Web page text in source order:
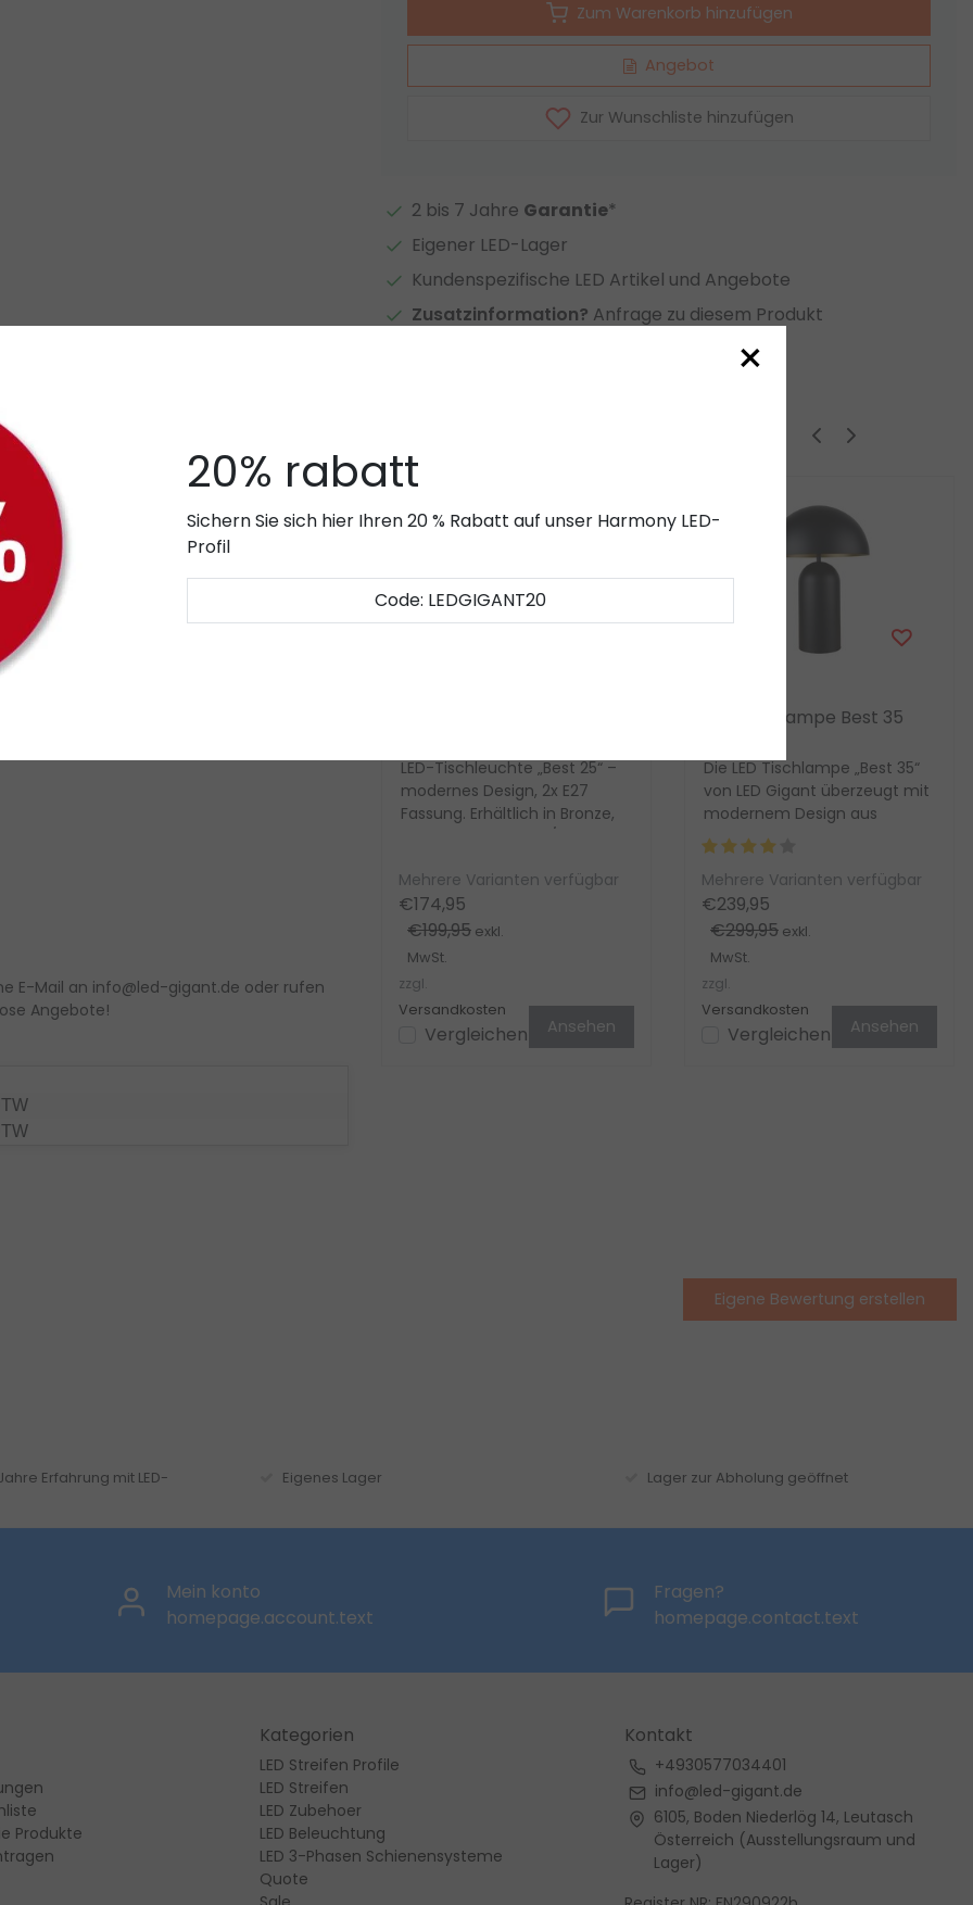
Zum Warenkorb hinzufügen
Angebot
Zur Wunschliste hinzufügen
2 bis 7 Jahre Garantie*
Eigener LED-Lager
Kundenspezifische LED Artikel und Angebote
Zusatzinformation? Anfrage zu diesem Produkt
sorgt für eine besonders
von 2700K (warmweiß) bis
entsteht – ideal für Wohnräume,
von 806 Lumen und ersetzt
bis zu 25.000 Stunden und einem hohen
und natürliche Farbwiedergabe. Das
E-Mail an info@led-gigant.de oder rufen
Angebote!
Die LED Pendelleuchte
Versandkosten
Ansehen
LED-Tischleuchte „Best 25“ –
modernes Design, 2x E27
Fassung. Erhältlich in Bronze,
matt Gold, Schwarz/Weiß und
Mehrere Varianten verfügbar
€174,95
€199,95 exkl.
MwSt.
zzgl.
Versandkosten
Vergleichen Ansehen
LED Tischlampe Best 35
Die LED Tischlampe „Best 35“
von LED Gigant überzeugt mit
modernem Design aus
hochwertigem Stahl.
Dimmbar, mit Schnurdim...
Mehrere Varianten verfügbar
€239,95
€299,95 exkl.
MwSt.
zzgl.
Versandkosten
Vergleichen Ansehen
Eigene Bewertung erstellen
Erfahrung mit LED-
Eigenes Lager Lager zur Abholung geöffnet
Mein konto
homepage.account.text
Fragen?
homepage.contact.text
Produkte
Kategorien
LED Streifen Profile
LED Streifen
LED Zubehoer
LED Beleuchtung
LED 3-Phasen Schienensysteme
Quote
Kontakt
+4930577034401
info@led-gigant.de
6105, Boden Niederlög 14, Leutasch
Österreich (Ausstellungsraum und
Lager)
×
20% rabatt
Sichern Sie sich hier Ihren 20 % Rabatt auf unser Harmony LED-
Profil
Code: LEDGIGANT20